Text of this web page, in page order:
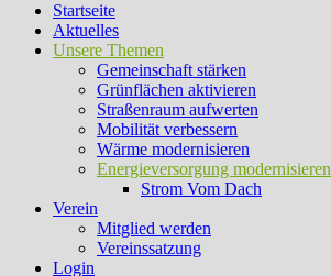
Startseite
Aktuelles
Unsere Themen
Gemeinschaft stärken
Grünflächen aktivieren
Straßenraum aufwerten
Mobilität verbessern
Wärme modernisieren
Energieversorgung modernisieren
Strom Vom Dach
Verein
Mitglied werden
Vereinssatzung
Login